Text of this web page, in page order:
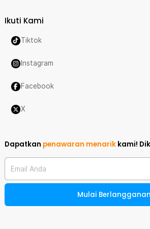
Ikuti Kami
Tiktok
Instagram
Facebook
X
Dapatkan penawaran menarik kami!
Email Anda
Mulai Berlangganan